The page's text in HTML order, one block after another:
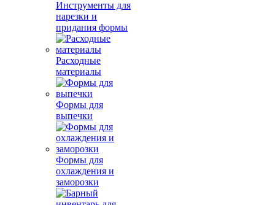
Инструменты для
нарезки и
придания формы
Расходные
материалы
Формы для
выпечки
Формы для
охлаждения и
заморозки